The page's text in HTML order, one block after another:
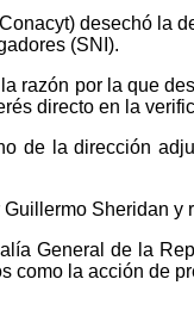
desechó la
(SNI).
razón por la que
directo en la
de la dirección
Sheridan
General de la
como la acción de